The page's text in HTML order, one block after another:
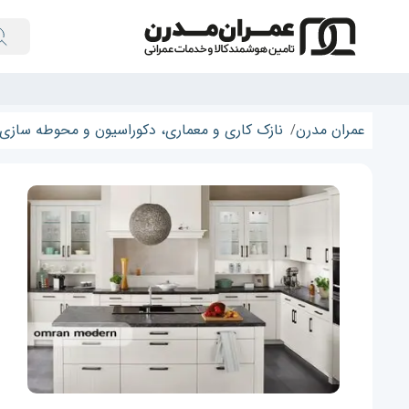
عمران مدرن نازک کاری و معماری، دکوراسیون و محوطه سازی